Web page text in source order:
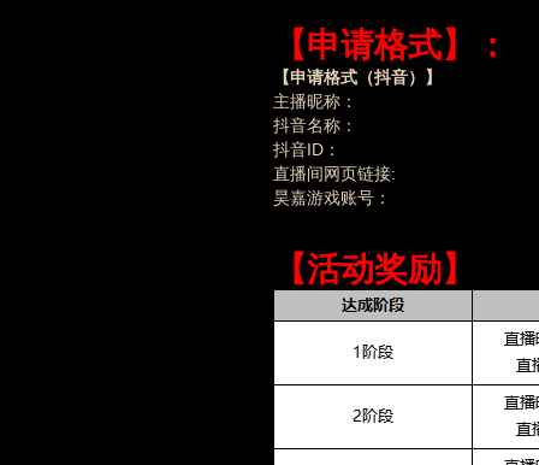
【申请格式】：
【申请格式（抖音）】
主播昵称：
抖音名称：
抖音ID：
直播间网页链接:
昊嘉游戏账号：
【活动奖励】